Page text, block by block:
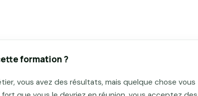
formation ?
vous avez des résultats, mais quelque chose vous